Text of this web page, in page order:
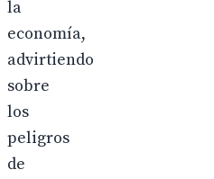
la
economía,
advirtiendo
sobre
los
peligros
de